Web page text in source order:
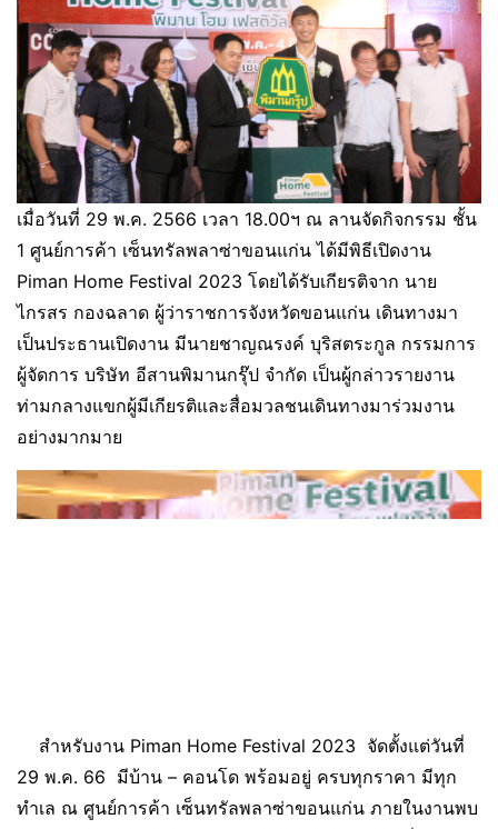
เมื่อวันที่ 29 พ.ค. 2566 เวลา 18.00ฯ ณ ลานจัดกิจกรรม ชั้น
1 ศูนย์การค้า เซ็นทรัลพลาซ่าขอนแก่น ได้มีพิธีเปิดงาน
Piman Home Festival 2023 โดยได้รับเกียรติจาก นาย
ไกรสร กองฉลาด ผู้ว่าราชการจังหวัดขอนแก่น เดินทางมา
เป็นประธานเปิดงาน มีนายชาญณรงค์ บุริสตระกูล กรรมการ
ผู้จัดการ บริษัท อีสานพิมานกรุ๊ป จำกัด เป็นผู้กล่าวรายงาน
ท่ามกลางแขกผู้มีเกียรติและสื่อมวลชนเดินทางมาร่วมงาน
อย่างมากมาย
สำหรับงาน Piman Home Festival 2023 จัดตั้งแต่วันที่
29 พ.ค. 66 มีบ้าน – คอนโด พร้อมอยู่ ครบทุกราคา มีทุก
ทำเล ณ ศูนย์การค้า เซ็นทรัลพลาซ่าขอนแก่น ภายในงานพบ